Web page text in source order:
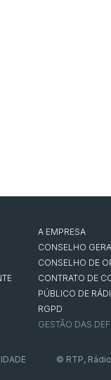
A EMPRESA
CONSELHO
CONSELHO DE
CONTRATO DE
PÚBLICO DE
RGPD
GESTÃO DAS
© RTP,